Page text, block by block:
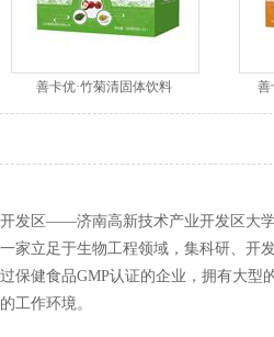
善卡优·竹菊清固体饮料 善
发区——济南高新技术产业开发区大
家立足于生物工程领域，集科研、开
保健食品GMP认证的企业，拥有大型
工作环境。